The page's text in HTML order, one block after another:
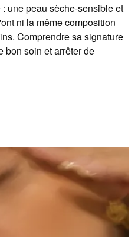
une peau sèche-sensible et
ni la même composition
Comprendre sa signature
bon soin et arrêter de